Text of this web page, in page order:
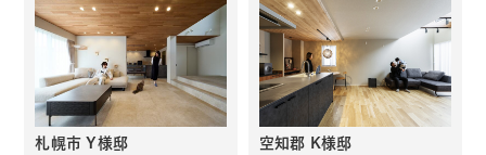
札幌市 Y様邸 空知郡 K様邸